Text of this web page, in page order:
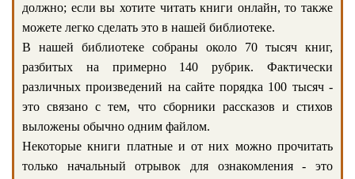
должно; если вы хотите читать книги онлайн, то также
можете легко сделать это в нашей библиотеке.
В нашей библиотеке собраны около 70 тысяч книг,
разбитых на примерно 140 рубрик. Фактически
различных произведений на сайте порядка 100 тысяч -
это связано с тем, что сборники рассказов и стихов
выложены обычно одним файлом.
Некоторые книги платные и от них можно прочитать
только начальный отрывок для ознакомления - это